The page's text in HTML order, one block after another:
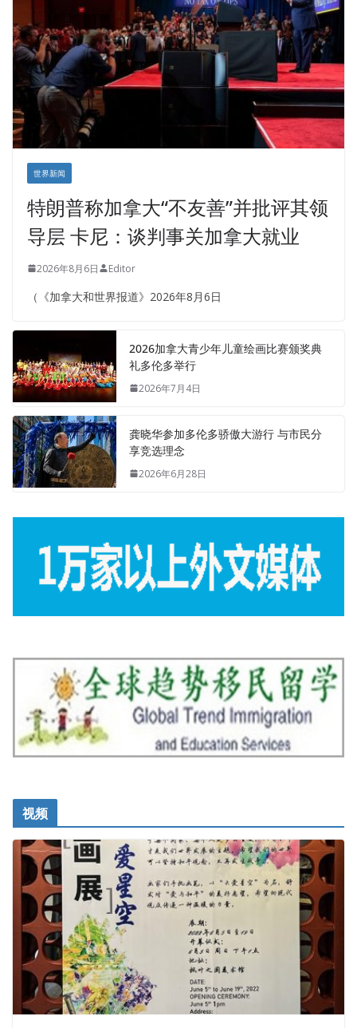
世界新闻
特朗普称加拿大“不友善”并批评其领
导层 卡尼：谈判事关加拿大就业
2026年8月6日 Editor
（《加拿大和世界报道》2026年8月6日
2026加拿大青少年儿童绘画比赛颁奖典
礼多伦多举行
2026年7月4日
龚晓华参加多伦多骄傲大游行 与市民分
享竞选理念
2026年6月28日
视频